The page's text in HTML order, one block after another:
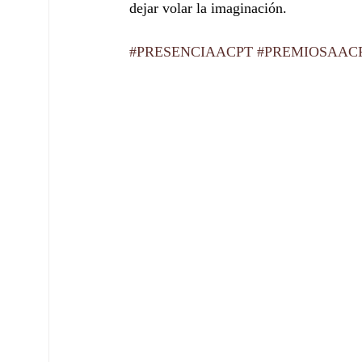
dejar volar la imaginación.
#PRESENCIAACPT